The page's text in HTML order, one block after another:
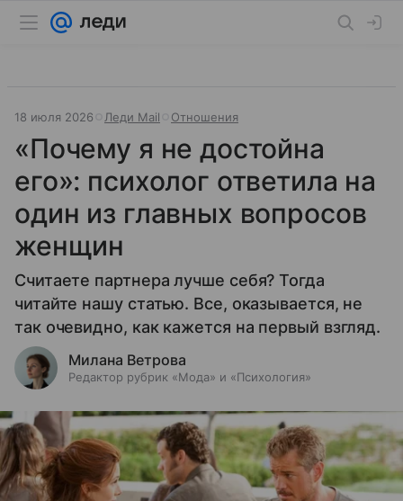
18 июля 2026 Леди Mail Отношения
«Почему я не достойна
его»: психолог ответила на
один из главных вопросов
женщин
Считаете партнера лучше себя? Тогда
читайте нашу статью. Все, оказывается, не
так очевидно, как кажется на первый взгляд.
Милана Ветрова
Редактор рубрик «Мода» и «Психология»